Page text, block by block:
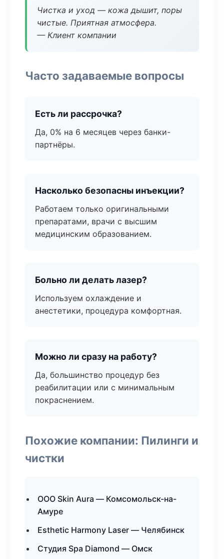
Чистка и уход — кожа дышит, поры
чистые. Приятная атмосфера.
— Клиент компании
Часто задаваемые вопросы
Есть ли рассрочка?
Да, 0% на 6 месяцев через банки-
партнёры.
Насколько безопасны инъекции?
Работаем только оригинальными
препаратами, врачи с высшим
медицинским образованием.
Больно ли делать лазер?
Используем охлаждение и
анестетики, процедура комфортная.
Можно ли сразу на работу?
Да, большинство процедур без
реабилитации или с минимальным
покраснением.
Похожие компании: Пилинги и
чистки
ООО Skin Aura — Комсомольск-на-
Амуре
Esthetic Harmony Laser — Челябинск
Студия Spa Diamond — Омск